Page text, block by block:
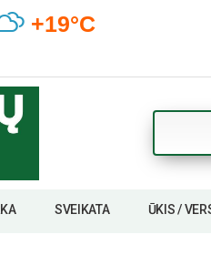
+19°C
SVEIKATA ŪKIS /